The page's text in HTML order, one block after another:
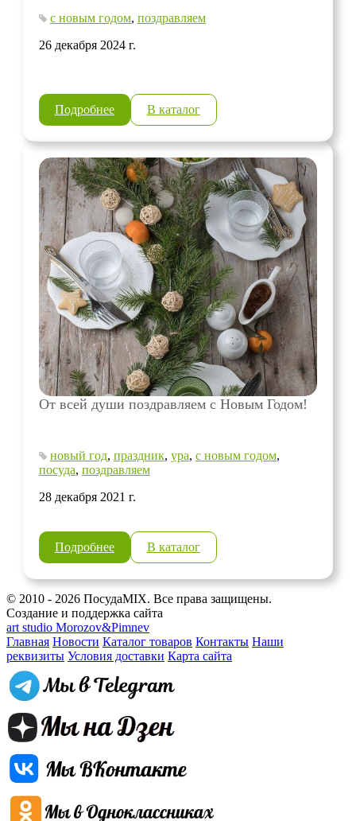
с новым годом, поздравляем
26 декабря 2024 г.
Подробнее В каталог
От всей души поздравляем с Новым Годом!
новый год, праздник, ура, с новым годом,
посуда, поздравляем
28 декабря 2021 г.
Подробнее В каталог
© 2010 - 2026 ПосудаMIX. Все права защищены.
Создание и поддержка сайта
art studio Morozov&Pimnev
Главная Новости Каталог товаров Контакты Наши
реквизиты Условия доставки Карта сайта